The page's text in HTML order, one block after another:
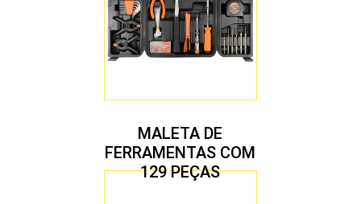
MALETA DE
FERRAMENTAS COM
129 PEÇAS